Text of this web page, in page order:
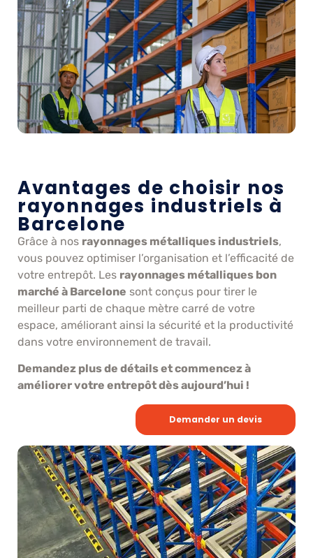
Avantages de choisir nos
rayonnages industriels à
Barcelone
Grâce à nos rayonnages métalliques industriels,
vous pouvez optimiser l’organisation et l’efficacité de
votre entrepôt. Les rayonnages métalliques bon
marché à Barcelone sont conçus pour tirer le
meilleur parti de chaque mètre carré de votre
espace, améliorant ainsi la sécurité et la productivité
dans votre environnement de travail.
Demandez plus de détails et commencez à
améliorer votre entrepôt dès aujourd’hui !
Demander un devis